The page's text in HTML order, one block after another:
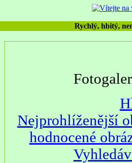
Rychlý, hbitý,
Nejprohlíženější
hodnocené